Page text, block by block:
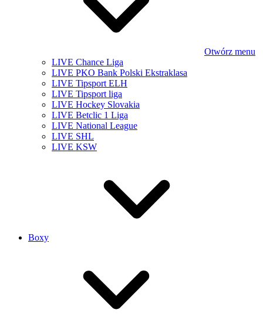
Otwórz menu
LIVE Chance Liga
LIVE PKO Bank Polski Ekstraklasa
LIVE Tipsport ELH
LIVE Tipsport liga
LIVE Hockey Slovakia
LIVE Betclic 1 Liga
LIVE National League
LIVE SHL
LIVE KSW
Boxy